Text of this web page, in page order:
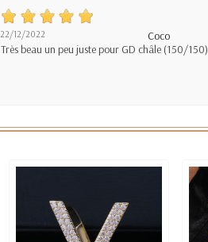
22/12/2022 Coco
Très beau un peu juste pour GD châle (150/150)